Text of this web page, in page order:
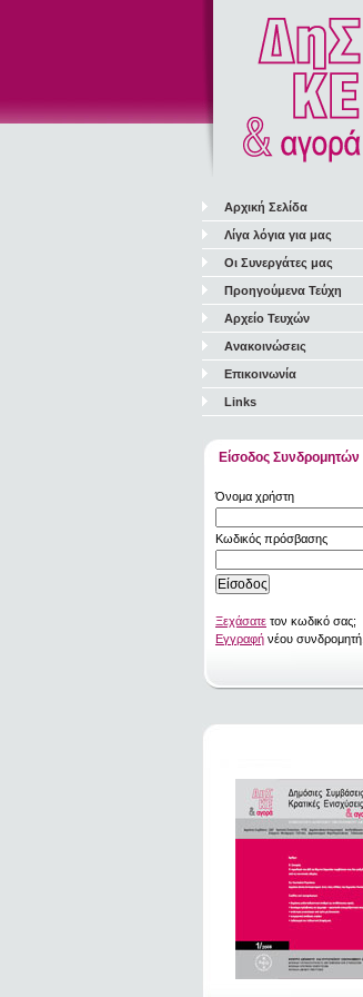
Αρχική Σελίδα
Λίγα λόγια για μας
Οι Συνεργάτες μας
Προηγούμενα Τεύχη
Αρχείο Τευχών
Ανακοινώσεις
Επικοινωνία
Links
Είσοδος Συνδρομητών
Όνομα χρήστη
Κωδικός πρόσβασης
Ξεχάσατε τον κωδικό σας;
Εγγραφή νέου συνδρομητή.